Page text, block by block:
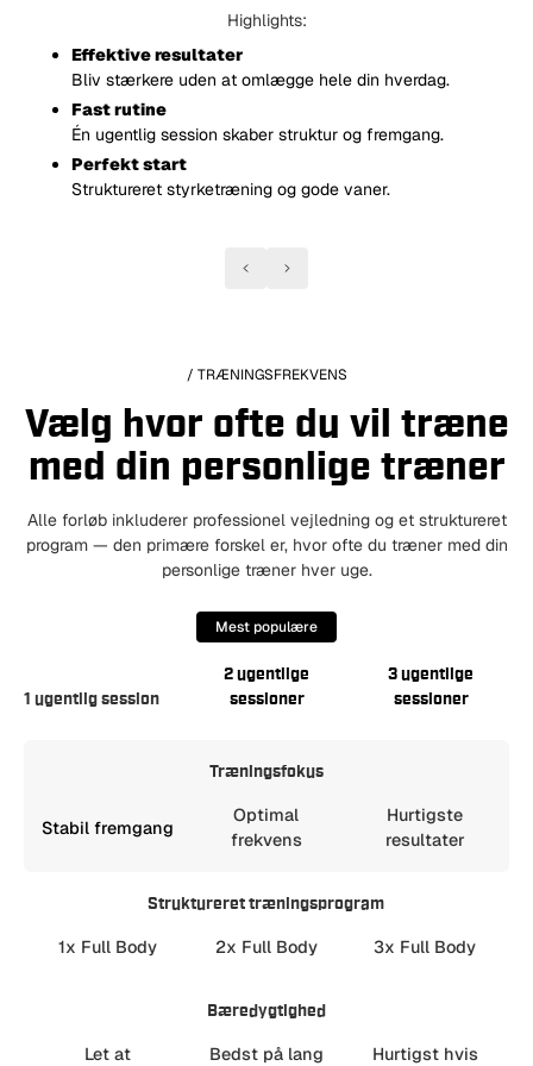
Highlights:
Effektive resultater
Bliv stærkere uden at omlægge hele din hverdag.
Fast rutine
Én ugentlig session skaber struktur og fremgang.
Perfekt start
Struktureret styrketræning og gode vaner.
/ TRÆNINGSFREKVENS
Vælg hvor ofte du vil træne
med din personlige træner
Alle forløb inkluderer professionel vejledning og et struktureret
program — den primære forskel er, hvor ofte du træner med din
personlige træner hver uge.
1 ugentlig session
Mest populære
2 ugentlige
sessioner
3 ugentlige
sessioner
Træningsfokus
Stabil fremgang
Optimal
frekvens
Hurtigste
resultater
Struktureret træningsprogram
1x Full Body 2x Full Body 3x Full Body
Bæredygtighed
Let at
Bedst på lang
Hurtigst hvis